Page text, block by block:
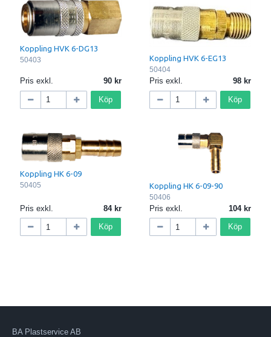
Koppling HVK 6-DG13
50403
Pris exkl. 90
Köp
Koppling HVK 6-EG13
50404
Pris exkl. 98
Köp
Koppling HK 6-09
50405
Pris exkl. 84
Köp
Koppling HK 6-09-90
50406
Pris exkl. 104
Köp
BA Plastservice AB